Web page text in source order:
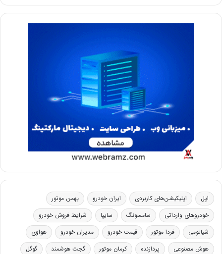
اپل اپلیکیشن‌های کاربردی ایران خودرو
بهمن موتور
خودروهای وارداتی
سامسونگ سایپا
شرایط فروش خودرو
شیائومی
فردا موتور قیمت خودرو مدیران خودرو
هواوی
هوش مصنوعی
پردازنده کرمان موتور گجت هوشمند گوگل